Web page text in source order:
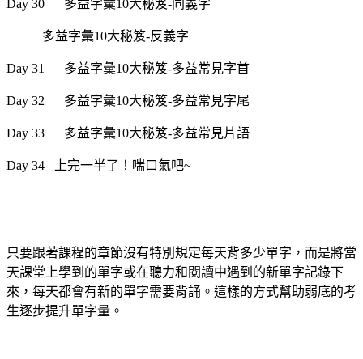
Day 30 多益字彙10大秘笈-同義字
多益字彙10大秘笈-反義字
Day 31 多益字彙10大秘笈-多益常見字首
Day 32 多益字彙10大秘笈-多益常見字尾
Day 33 多益字彙10大秘笈-多益常見片語
Day 34 上完一半了！喘口氣吧~
只要跟著課程的章節沒有特別規定每天背多少單字，而是將當
天課堂上學到的單字或在聽力和閱讀中遇到的新單字記錄下
來，每天都會有新的單字需要背誦。這樣的方式幫助弱底的考
生逐步提升單字量。